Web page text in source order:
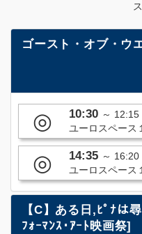
ゴースト・オブ・ウ
◎ 10:30 ～ 12:15
ユーロスペース１
◎ 14:35 ～ 16:20
ユーロスペース１
【C】ある日,ﾋﾟﾅは
ﾌｫｰﾏﾝｽ･ｱｰﾄ映画祭]